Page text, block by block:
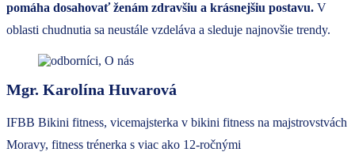
pomáha dosahovať ženám zdravšiu a krásnejšiu postavu. V
oblasti chudnutia sa neustále vzdeláva a sleduje najnovšie trendy.
Mgr. Karolína Huvarová
IFBB Bikini fitness, vicemajsterka v bikini fitness na majstrovstvách
Moravy, fitness trénerka s viac ako 12-ročnými